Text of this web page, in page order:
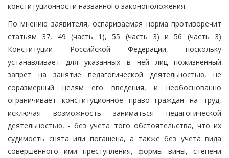
конституционности названного законоположения.
По мнению заявителя, оспариваемая норма противоречит
статьям 37, 49 (часть 1), 55 (часть 3) и 56 (часть 3)
Конституции Российской Федерации, поскольку
устанавливает для указанных в ней лиц пожизненный
запрет на занятие педагогической деятельностью, не
соразмерный целям его введения, и необоснованно
ограничивает конституционное право граждан на труд,
исключая возможность заниматься педагогической
деятельностью, - без учета того обстоятельства, что их
судимость снята или погашена, а также без учета вида
совершенного ими преступления, формы вины, степени